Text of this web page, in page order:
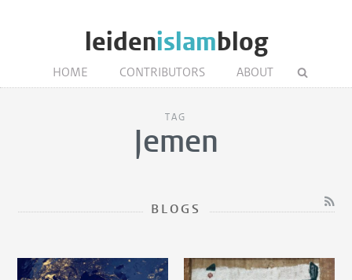
leidenislamblog
HOME CONTRIBUTORS ABOUT
TAG
Jemen
BLOGS